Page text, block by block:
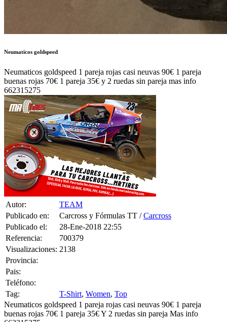
Neumaticos goldspeed
Neumaticos goldspeed 1 pareja rojas casi neuvas 90€ 1 pareja
buenas rojas 70€ 1 pareja 35€ y 2 ruedas sin pareja mas info
662315275
Autor:
TEAM
Publicado en:
Carcross y Fórmulas TT /Carcross
Publicado el:
28-Ene-2018 22:55
Referencia:
700379
Visualizaciones: 2138
Provincia:
Pais:
Teléfono:
Tag:
T-Shirt, Women, Top
Neumaticos goldspeed 1 pareja rojas casi neuvas 90€ 1 pareja
buenas rojas 70€ 1 pareja 35€ Y 2 ruedas sin pareja Mas info